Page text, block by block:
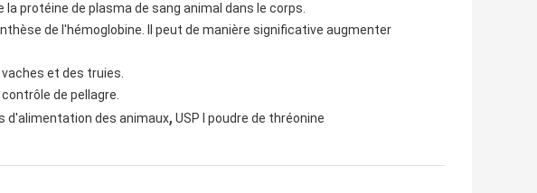
protéine de plasma de sang animal dans le corps.
de l'hémoglobine. Il peut de manière significative augmenter
et des truies.
de pellagre.
d'alimentation des animaux, USP l poudre de thréonine